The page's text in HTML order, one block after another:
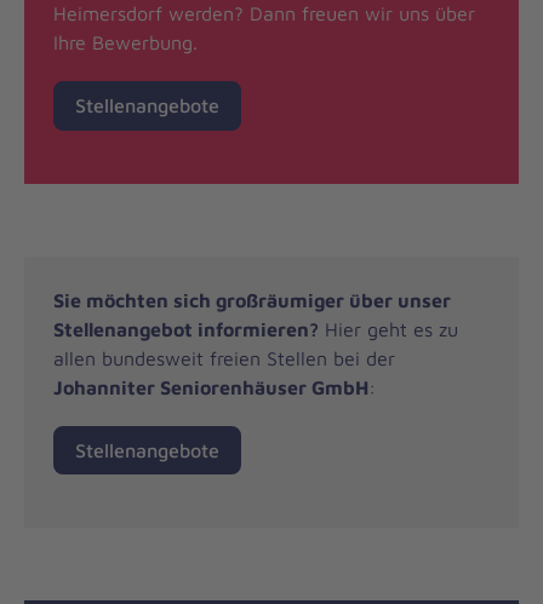
Heimersdorf werden? Dann freuen wir uns über
Ihre Bewerbung.
Stellenangebote
Sie möchten sich großräumiger über unser
Stellenangebot informieren? Hier geht es zu
allen bundesweit freien Stellen bei der
Johanniter Seniorenhäuser GmbH:
Stellenangebote